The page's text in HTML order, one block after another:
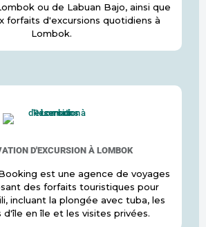
ou de Labuan Bajo, ainsi que
forfaits d'excursions quotidiens à
Lombok.
D'EXCURSION À LOMBOK
est une agence de voyages
des forfaits touristiques pour
incluant la plongée avec tuba, les
d'île en île et les visites privées.